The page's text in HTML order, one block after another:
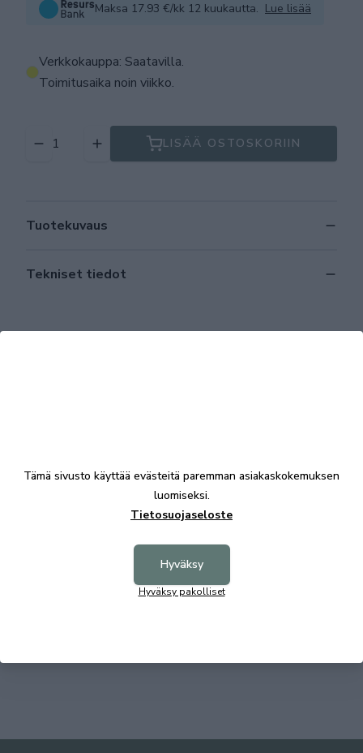
Maksa 17.93 €/kk 12 kuukautta. Lue lisää
Verkkokauppa: Saatavilla.
Toimitusaika noin viikko.
LISÄÄ OSTOSKORIIN
Tuotekuvaus
Tekniset tiedot
Tämä sivusto käyttää evästeitä paremman asiakaskokemuksen
luomiseksi.
Tietosuojaseloste
Hyväksy
Hyväksy pakolliset